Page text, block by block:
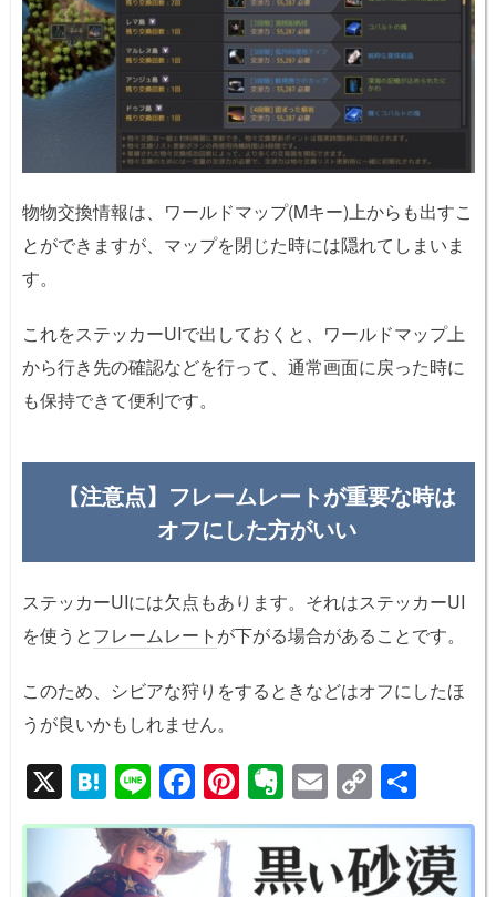
物物交換情報は、ワールドマップ(Mキー)上からも出すこ
とができますが、マップを閉じた時には隠れてしまいま
す。
これをステッカーUIで出しておくと、ワールドマップ上
から行き先の確認などを行って、通常画面に戻った時に
も保持できて便利です。
【注意点】フレームレートが重要な時は
オフにした方がいい
ステッカーUIには欠点もあります。それはステッカーUI
を使うとフレームレート が下がる場合があることです。
このため、シビアな狩りをするときなどはオフにしたほ
うが良いかもしれません。
X H
at
e
Li
n
e
F
a
c
Pi
nt
er
E
v
er
E
m
ail
C
o
p
有